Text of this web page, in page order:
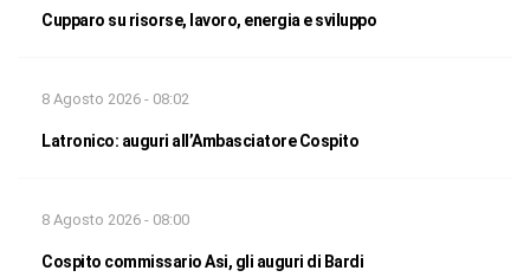
Cupparo su risorse, lavoro, energia e sviluppo
8 Agosto 2026 - 08:02
Latronico: auguri all’Ambasciatore Cospito
8 Agosto 2026 - 08:00
Cospito commissario Asi, gli auguri di Bardi